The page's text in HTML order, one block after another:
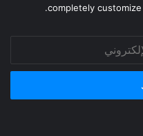
completely